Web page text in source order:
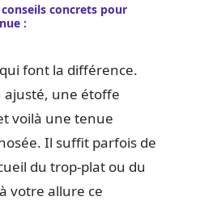
concrets pour
:
font la différence.
ajusté, une étoffe
voilà une tenue
Il suffit parfois de
du trop-plat ou du
votre allure ce